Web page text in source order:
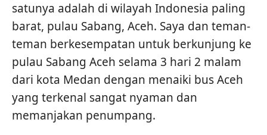
satunya adalah di wilayah Indonesia paling
barat, pulau Sabang, Aceh. Saya dan teman-
teman berkesempatan untuk berkunjung ke
pulau Sabang Aceh selama 3 hari 2 malam
dari kota Medan dengan menaiki bus Aceh
yang terkenal sangat nyaman dan
memanjakan penumpang.